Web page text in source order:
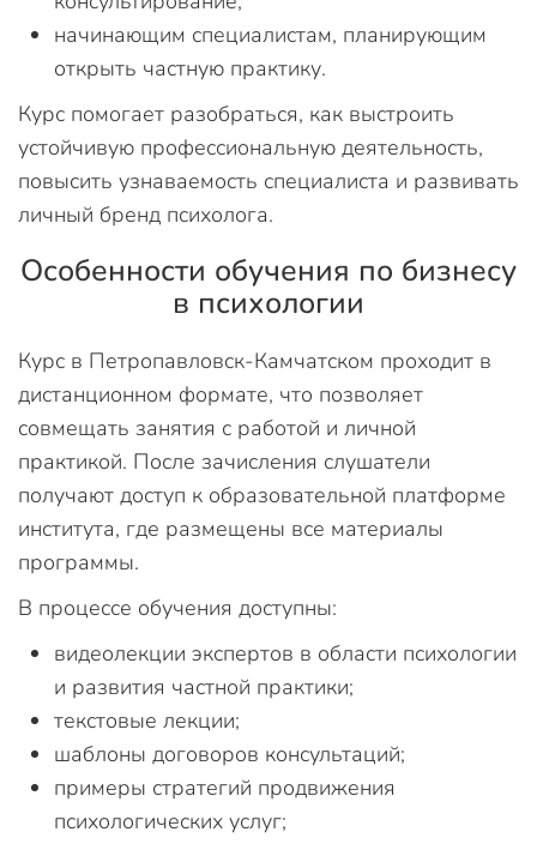
начинающим специалистам, планирующим
открыть частную практику.
Курс помогает разобраться, как выстроить
устойчивую профессиональную деятельность,
повысить узнаваемость специалиста и развивать
личный бренд психолога.
Особенности обучения по бизнесу
в психологии
Курс в Петропавловск-Камчатском проходит в
дистанционном формате, что позволяет
совмещать занятия с работой и личной
практикой. После зачисления слушатели
получают доступ к образовательной платформе
института, где размещены все материалы
программы.
В процессе обучения доступны:
видеолекции экспертов в области психологии
и развития частной практики;
текстовые лекции;
шаблоны договоров консультаций;
примеры стратегий продвижения
психологических услуг;